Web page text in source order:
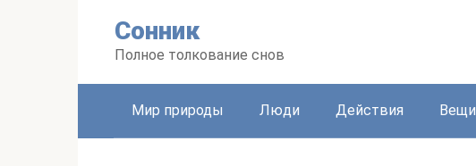
Сонник
Полное толкование снов
Мир природы Люди Действия Вещи